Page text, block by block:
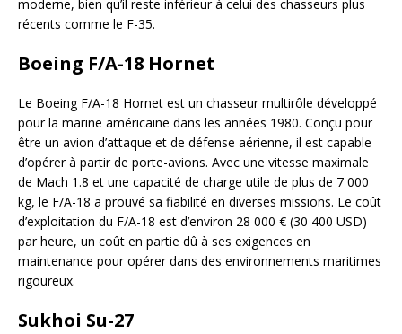
moderne, bien qu’il reste inférieur à celui des chasseurs plus
récents comme le F-35.
Boeing F/A-18 Hornet
Le Boeing F/A-18 Hornet est un chasseur multirôle développé
pour la marine américaine dans les années 1980. Conçu pour
être un avion d’attaque et de défense aérienne, il est capable
d’opérer à partir de porte-avions. Avec une vitesse maximale
de Mach 1.8 et une capacité de charge utile de plus de 7 000
kg, le F/A-18 a prouvé sa fiabilité en diverses missions. Le coût
d’exploitation du F/A-18 est d’environ 28 000 € (30 400 USD)
par heure, un coût en partie dû à ses exigences en
maintenance pour opérer dans des environnements maritimes
rigoureux.
Sukhoi Su-27